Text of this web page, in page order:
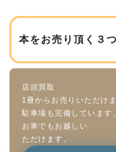
本をお売り頂く３
店頭買取
1冊からお売りいただけま
駐車場も完備しています。
お車でもお越しい
ただけます。